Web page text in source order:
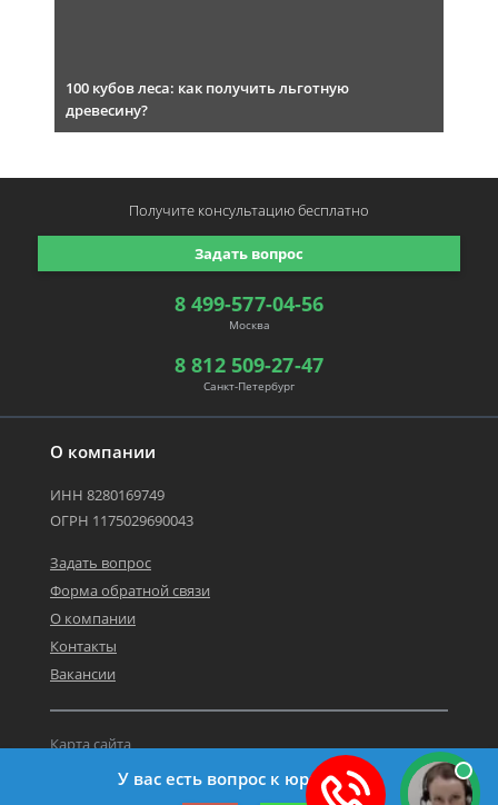
100 кубов леса: как получить льготную
древесину?
О компании
ИНН 8280169749
ОГРН 1175029690043
Задать вопрос
Форма обратной связи
О компании
Контакты
Вакансии
Карта сайта
Политика персональных данных
8 499-577-04-56
Москва
8 812 509-27-47
Санкт-Петербург
Задать вопрос
Получите консультациюбесплатно
У вас есть вопрос к юристу?